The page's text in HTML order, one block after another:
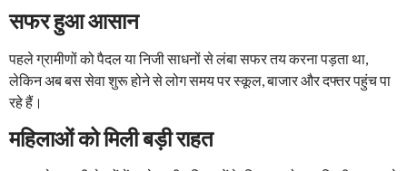
सफर हुआ आसान
पहले ग्रामीणों को पैदल या निजी साधनों से लंबा सफर तय करना पड़ता था,
लेकिन अब बस सेवा शुरू होने से लोग समय पर स्कूल, बाजार और दफ्तर पहुंच पा
रहे हैं।
महिलाओं को मिली बड़ी राहत